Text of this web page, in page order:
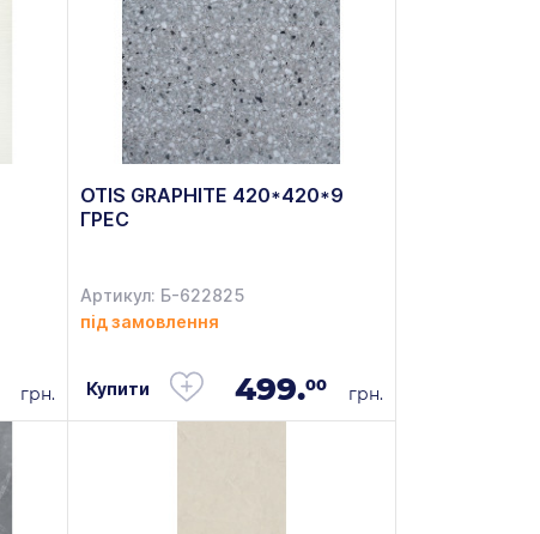
грн.
OTIS GRAPHITE 420*420*9
ГРЕС
Артикул: Б-622825
під замовлення
Купити 499.00 грн.